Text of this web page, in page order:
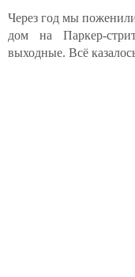
Через год мы
дом на Паркер-
выходные. Всё